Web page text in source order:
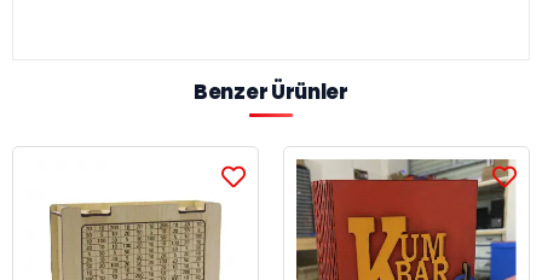
Benzer Ürünler